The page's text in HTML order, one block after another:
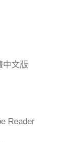
中文版
Reader